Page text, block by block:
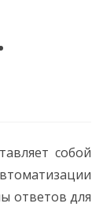
собой
ответов для